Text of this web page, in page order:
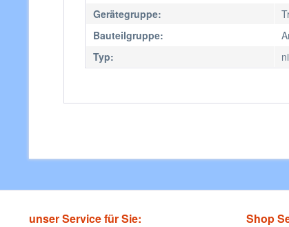
Gerätegruppe:
Bauteilgruppe:
Typ:
unser Service für Sie: Shop